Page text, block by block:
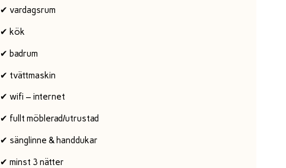
✔ vardagsrum
✔ kök
✔ badrum
✔ tvättmaskin
✔ wifi – internet
✔ fullt möblerad/utrustad
✔ sänglinne & handdukar
✔ minst 3 nätter